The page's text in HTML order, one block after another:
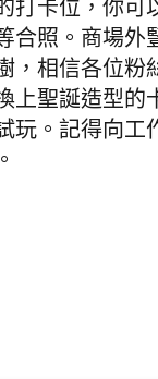
卡位，你可
合照。商場外
，相信各位粉
上聖誕造型的
。記得向工